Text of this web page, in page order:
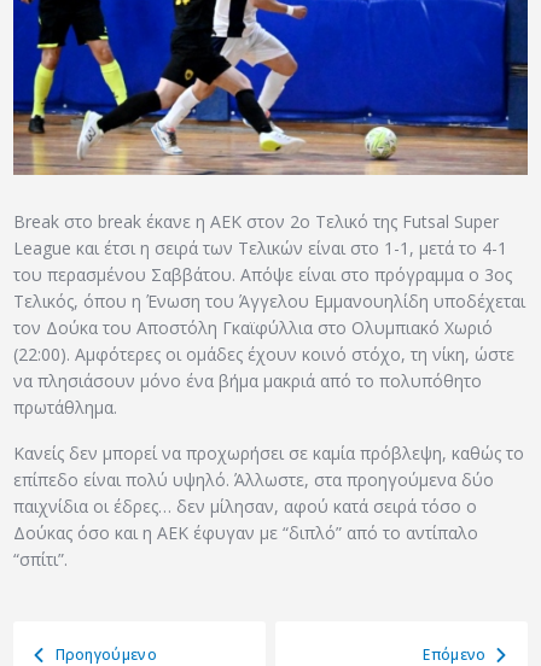
ΑΡΧΕΙΟ
ΕΠΙΚΟΙΝΩΝΙΑ
Break στο break έκανε η ΑΕΚ στον 2ο Τελικό της Futsal Super
League και έτσι η σειρά των Τελικών είναι στο 1-1, μετά το 4-1
του περασμένου Σαββάτου. Απόψε είναι στο πρόγραμμα ο 3ος
Τελικός, όπου η Ένωση του Άγγελου Εμμανουηλίδη υποδέχεται
τον Δούκα του Αποστόλη Γκαϊφύλλια στο Ολυμπιακό Χωριό
(22:00). Αμφότερες οι ομάδες έχουν κοινό στόχο, τη νίκη, ώστε
να πλησιάσουν μόνο ένα βήμα μακριά από το πολυπόθητο
πρωτάθλημα.
Κανείς δεν μπορεί να προχωρήσει σε καμία πρόβλεψη, καθώς το
επίπεδο είναι πολύ υψηλό. Άλλωστε, στα προηγούμενα δύο
παιχνίδια οι έδρες… δεν μίλησαν, αφού κατά σειρά τόσο ο
Δούκας όσο και η ΑΕΚ έφυγαν με “διπλό” από το αντίπαλο
“σπίτι”.
Προηγούμενο Eπόμενο